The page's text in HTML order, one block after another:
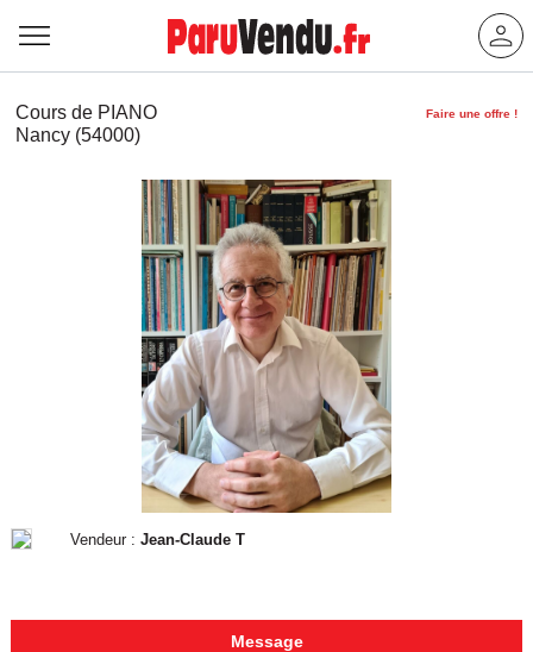
Cours de PIANO
Nancy (54000)
Faire une offre !
Vendeur : Jean-Claude T
Message